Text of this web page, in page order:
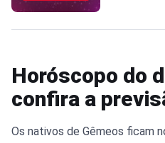
Horóscopo do
confira a
Os nativos de Gêmeos ficam